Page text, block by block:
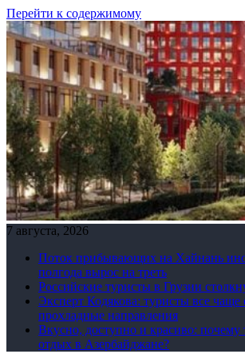
Перейти к содержимому
7 августа, 2026
Поток прибывающих на Хайнань
полгода вырос на треть
Российские туристы в Грузии
Эксперт Кодякова: туристы все чаще
прохладные направления
Вкусно, доступно и красиво:
отдых в Азербайджане?